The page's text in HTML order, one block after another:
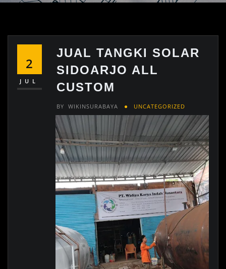
2
JUL
JUAL TANGKI SOLAR
SIDOARJO ALL
CUSTOM
BY WIKINSURABAYA UNCATEGORIZED